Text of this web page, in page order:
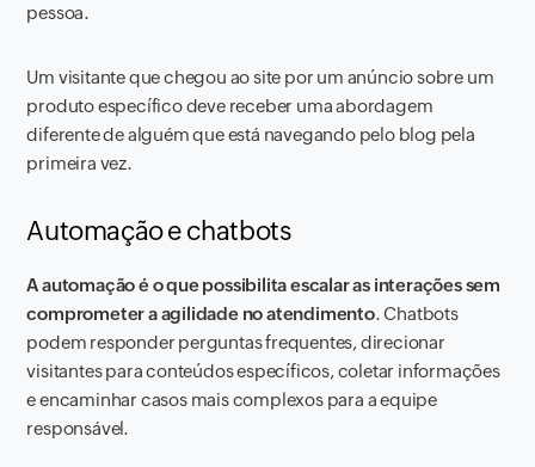
pessoa.
Um visitante que chegou ao site por um anúncio sobre um
produto específico deve receber uma abordagem
diferente de alguém que está navegando pelo blog pela
primeira vez.
Automação e chatbots
A automação é o que possibilita escalar as interações sem
comprometer a agilidade no atendimento. Chatbots
podem responder perguntas frequentes, direcionar
visitantes para conteúdos específicos, coletar informações
e encaminhar casos mais complexos para a equipe
responsável.